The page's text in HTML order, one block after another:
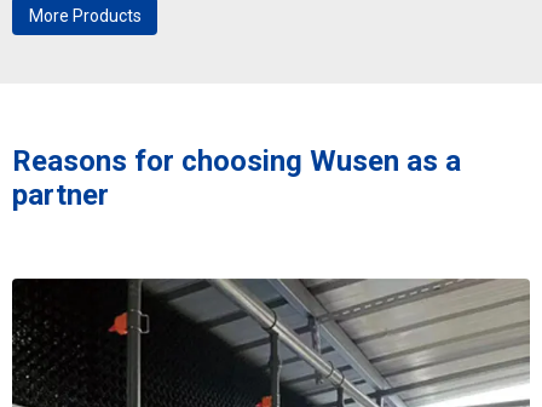
More Products
Reasons for choosing Wusen as a
partner